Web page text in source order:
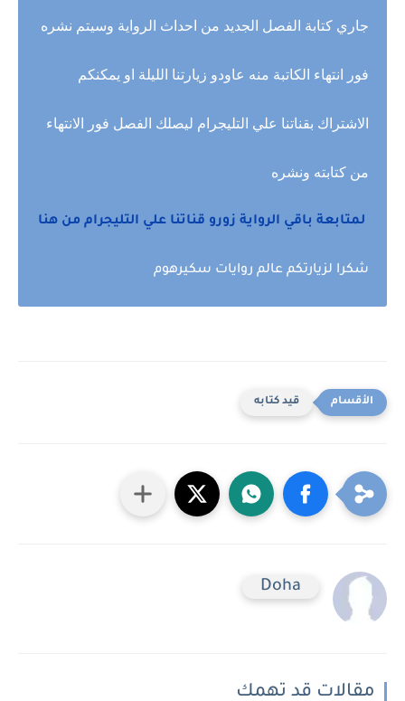
جاري كتابة الفصل الجديد من احداث الرواية وسيتم نشره
فور انتهاء الكاتبة منه عاودو زيارتنا الليلة او يمكنكم
الاشتراك بقناتنا علي التليجرام ليصلك الفصل فور الانتهاء
من كتابته ونشره
لمتابعة باقي الرواية زورو قناتنا علي التليجرام من هنا
شكرا لزيارتكم عالم روايات سكيرهوم
قيد كتابه
Doha
مقالات قد تهمك